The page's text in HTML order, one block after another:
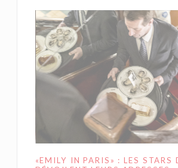
«EMILY IN PARIS» : LES STARS